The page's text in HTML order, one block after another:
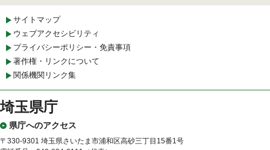
サイトマップ
ウェブアクセシビリティ
プライバシーポリシー・免責事項
著作権・リンクについて
関係機関リンク集
埼玉県庁
県庁へのアクセス
〒330-9301 埼玉県さいたま市浦和区高砂三丁目15番1号